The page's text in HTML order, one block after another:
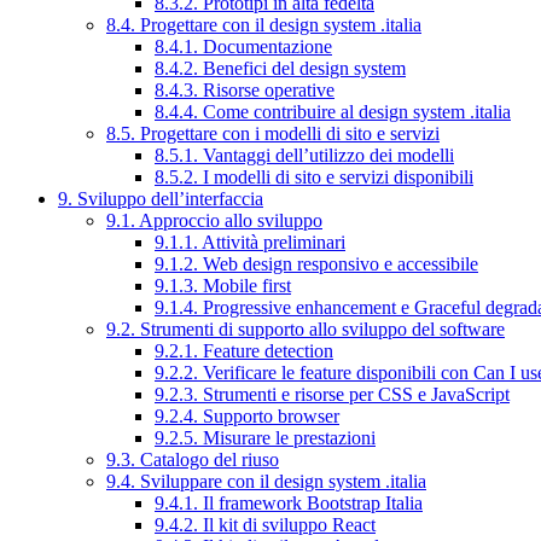
8.4. Progettare con il design system .italia
8.4.1. Documentazione
8.4.2. Benefici del design system
8.4.3. Risorse operative
8.4.4. Come contribuire al design system .italia
8.5. Progettare con i modelli di sito e servizi
8.5.1. Vantaggi dell’utilizzo dei modelli
8.5.2. I modelli di sito e servizi disponibili
9. Sviluppo dell’interfaccia
9.1. Approccio allo sviluppo
9.1.1. Attività preliminari
9.1.2. Web design responsivo e accessibile
9.1.3. Mobile first
9.1.4. Progressive enhancement e Graceful
9.2. Strumenti di supporto allo sviluppo del software
9.2.1. Feature detection
9.2.2. Verificare le feature disponibili con Can I
9.2.3. Strumenti e risorse per CSS e JavaScript
9.2.4. Supporto browser
9.2.5. Misurare le prestazioni
9.3. Catalogo del riuso
9.4. Sviluppare con il design system .italia
9.4.1. Il framework Bootstrap Italia
9.4.2. Il kit di sviluppo React